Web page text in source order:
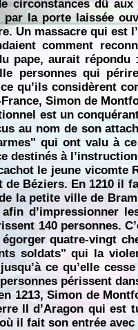
circonstances dû
par la porte laissée
Un massacre qui est
comment
pape, aurait
personnes qui
qu’ils considèrent
Simon de
est un
au nom de son
qui ont valu à
destinés à
le jeune vicomte
de Béziers. En 1210 il
la petite ville de
d’impressionner
140 personnes.
quatre-vingt
soldats" qui la
ce qu’elle
périssent
1213, Simon de
II d’Aragon qui est
il fait son entrée